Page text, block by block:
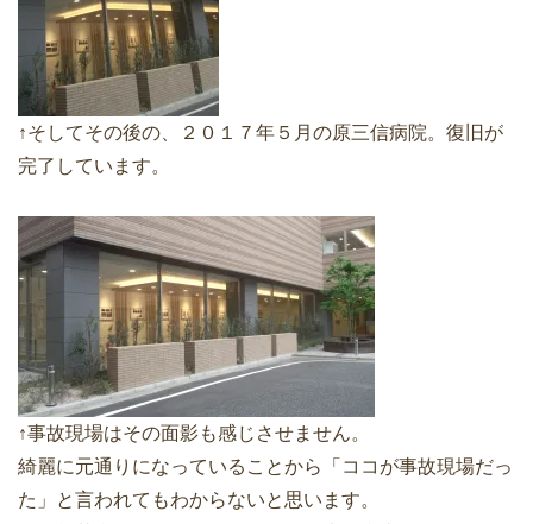
↑そしてその後の、２０１７年５月の原三信病院。復旧が
完了しています。
↑事故現場はその面影も感じさせません。
綺麗に元通りになっていることから「ココが事故現場だっ
た」と言われてもわからないと思います。